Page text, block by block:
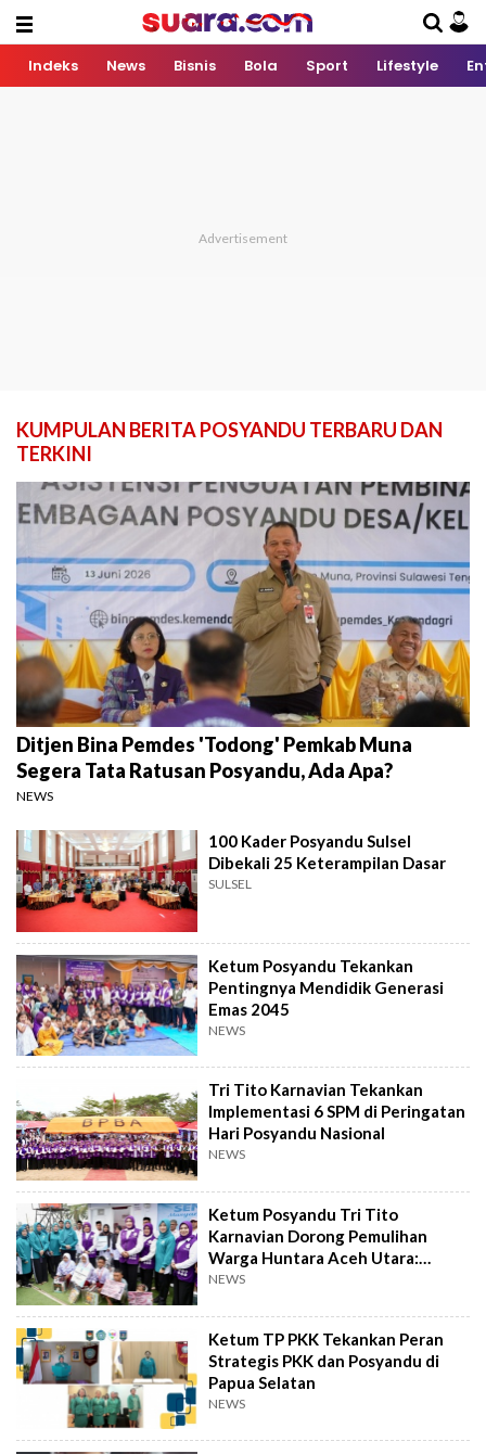
Indeks News Bisnis Bola Sport Lifestyle
KUMPULAN BERITA POSYANDU TERBARU DAN
TERKINI
Ditjen Bina Pemdes 'Todong' Pemkab Muna
Segera Tata Ratusan Posyandu, Ada Apa?
NEWS
100 Kader Posyandu Sulsel
Dibekali 25 Keterampilan Dasar
SULSEL
Ketum Posyandu Tekankan
Pentingnya Mendidik Generasi
Emas 2045
NEWS
Tri Tito Karnavian Tekankan
Implementasi 6 SPM di Peringatan
Hari Posyandu Nasional
NEWS
Ketum Posyandu Tri Tito
Karnavian Dorong Pemulihan
Warga Huntara Aceh Utara:
Bansos dan Senam Sehat
NEWS
Ketum TP PKK Tekankan Peran
Strategis PKK dan Posyandu di
Papua Selatan
NEWS